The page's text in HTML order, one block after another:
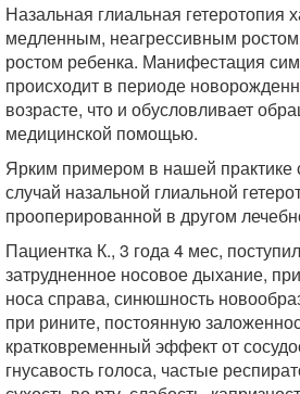
Назальная глиальная гетеротопия
медленным, неагрессивным
ростом ребенка. Манифестация
происходит в периоде
возрасте, что и обусловливает
медицинской помощью.
Ярким примером в нашей практике
случай назальной глиальной
прооперированной в другом
Пациентка К., 3 года 4 мес,
затрудненное носовое дыхание,
носа справа, синюшность
при рините, постоянную
кратковременный эффект от
гнусавость голоса, частые